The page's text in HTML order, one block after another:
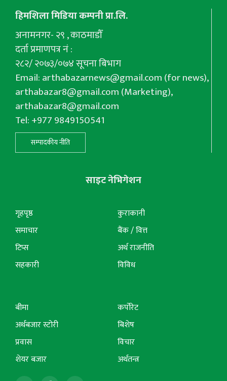
हिमशिला मिडिया कम्पनी प्रा.लि.
अनामनगर- २९ , काठमाडौँ
दर्ता प्रमाणपत्र नं :
२८२/ २०७३/०७४ सूचना बिभाग
Email:arthabazarnews@gmail.com(for news),
arthabazar8@gmail.com(Marketing),
arthabazar8@gmail.com
Tel: +977 9849150541
सम्पादकीय नीति
साइट नेभिगेशन
गृहपृष्ठ
समाचार
टिप्स
सहकारी
कुराकानी
बैंक / वित्त
अर्थ राजनीति
विविध
बीमा
अर्थबजार स्टोरी
प्रवास
शेयर बजार
कर्पोरेट
बिशेष
विचार
अर्थतन्त्र